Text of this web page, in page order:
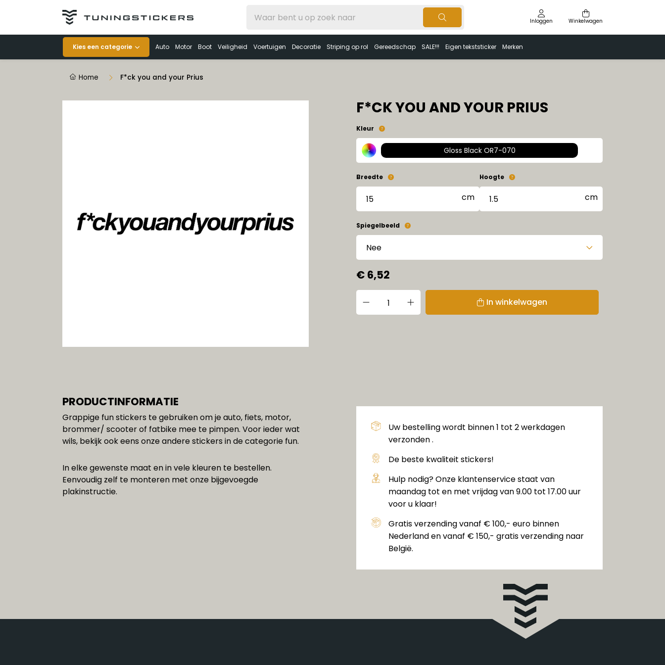
Inloggen Winkelwagen
Kies een categorie Auto Motor Boot Veiligheid Voertuigen Decoratie Striping op rol Gereedschap SALE!!! Eigen tekststicker Merken
Categorieën
Striping op rol
Home F*ck you and your Prius
F*CK YOU AND YOUR PRIUS
Kleur
Gloss Black OR7-070
Breedte Hoogte
Spiegelbeeld
€ 6,52
In winkelwagen
PRODUCTINFORMATIE
Grappige fun stickers te gebruiken om je auto, fiets, motor,
brommer/ scooter of fatbike mee te pimpen. Voor ieder wat
wils, bekijk ook eens onze andere stickers in de categorie fun.
In elke gewenste maat en in vele kleuren te bestellen.
Eenvoudig zelf te monteren met onze bijgevoegde
plakinstructie.
Uw bestelling wordt binnen 1 tot 2 werkdagen
verzonden .
De beste kwaliteit stickers!
Hulp nodig? Onze klantenservice staat van
maandag tot en met vrijdag van 9.00 tot 17.00 uur
voor u klaar!
Gratis verzending vanaf € 100,- euro binnen
Nederland en vanaf € 150,- gratis verzending naar
België.